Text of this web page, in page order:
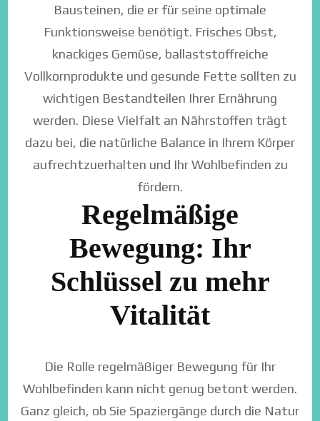
Bausteinen, die er für seine optimale
Funktionsweise benötigt. Frisches Obst,
knackiges Gemüse, ballaststoffreiche
Vollkornprodukte und gesunde Fette sollten zu
wichtigen Bestandteilen Ihrer Ernährung
werden. Diese Vielfalt an Nährstoffen trägt
dazu bei, die natürliche Balance in Ihrem Körper
aufrechtzuerhalten und Ihr Wohlbefinden zu
fördern.
Regelmäßige
Bewegung: Ihr
Schlüssel zu mehr
Vitalität
Die Rolle regelmäßiger Bewegung für Ihr
Wohlbefinden kann nicht genug betont werden.
Ganz gleich, ob Sie Spaziergänge durch die Natur